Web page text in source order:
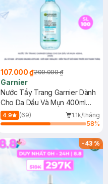
107.000 ₫209.000 ₫
Garnier
Nước Tẩy Trang Garnier Dành
Cho Da Dầu Và Mụn 400ml
(Mới)
4.9 (69)
1.1k/tháng
58%
-43%